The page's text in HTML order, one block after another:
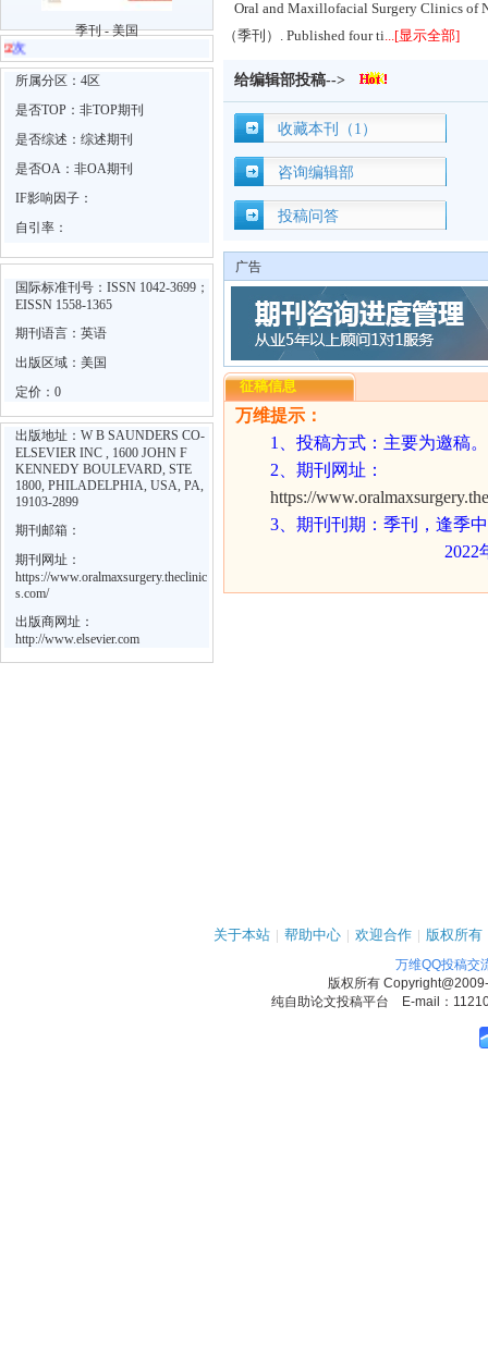
季刊 - 美国
页面浏览
2822
所属分区：4区
是否TOP：非TOP期刊
是否综述：综述期刊
是否OA：非OA期刊
IF影响因子：
自引率：
国际标准刊号：ISSN 1042-3699；
EISSN 1558-1365
期刊语言：英语
出版区域：美国
定价：0
出版地址：W B SAUNDERS CO-
ELSEVIER INC , 1600 JOHN F
KENNEDY BOULEVARD, STE
1800, PHILADELPHIA, USA, PA,
19103-2899
期刊邮箱：
期刊网址：
https://www.oralmaxsurgery.theclinic
s.com/
出版商网址：
http://www.elsevier.com
Oral and Maxillofacial Surgery Clinics of
（季刊）. Published four ti...[显示全部]
给编辑部投稿-->
收藏本刊（1）
咨询编辑部
投稿问答
广告
征稿信息
万维提示：
1
、投稿方式： 主要为邀稿。
2 、期刊网址：
https://
3 、期刊刊期：季刊，逢季
2022
关于本站 | 帮助中心 | 欢迎合作 | 版权所有
万维QQ投稿交
版权所有
纯自助论文投稿平台 E-mail：